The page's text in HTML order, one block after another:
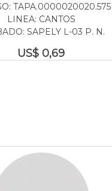
TAPA.0000020020.575
LINEA: CANTOS
SAPELY L-03 P. N.
US$0,69